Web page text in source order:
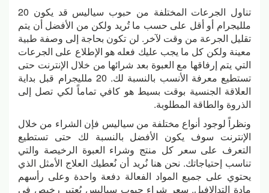
تناول الجرعات المختلفة من حبوب سياليس قد يكون 20
ملليجرام أو أقل على حسب ما تُريد ولكن من الأفضل أن يتم
تقليل الجرعة من وقت لآخر. لن تكون بحاجة إلى وصفة طبية
معينة ولكن كل ما يجب عليك فعله هو الإطلاع على الجرعات
التي يتم إرفاقها مع العبوة بعد شرائها من خلال الإنترنت حتى
تستطيع معرفة الأنسب بالنسبة لك. 20 ملليجرام قبل بداية
العلاقة الجنسية بوقت بسيط هو كافي تماماً لكي تصل إلى
الذروة والطاقة المطلوبة.
ونظراً لوجود أنواع مختلفة من سياليس فإن الشراء من خلال
الإنترنت سوف يكون الأفضل بالنسبة لك حتى تستطيع
التعرف على سعر كل منتج وشراء العبوة الرخيصة والتي
تناسب إحتياجاتك. نحن هنا نُريد أن نُعطيك العلاج الأمثل الذي
يحتوي على جميع المواد الفعالة دفعة واحدة وعلى رأسهم
مادة التدالافيل. سعر شراء حبوب سياليس يُعتبر رخيص في